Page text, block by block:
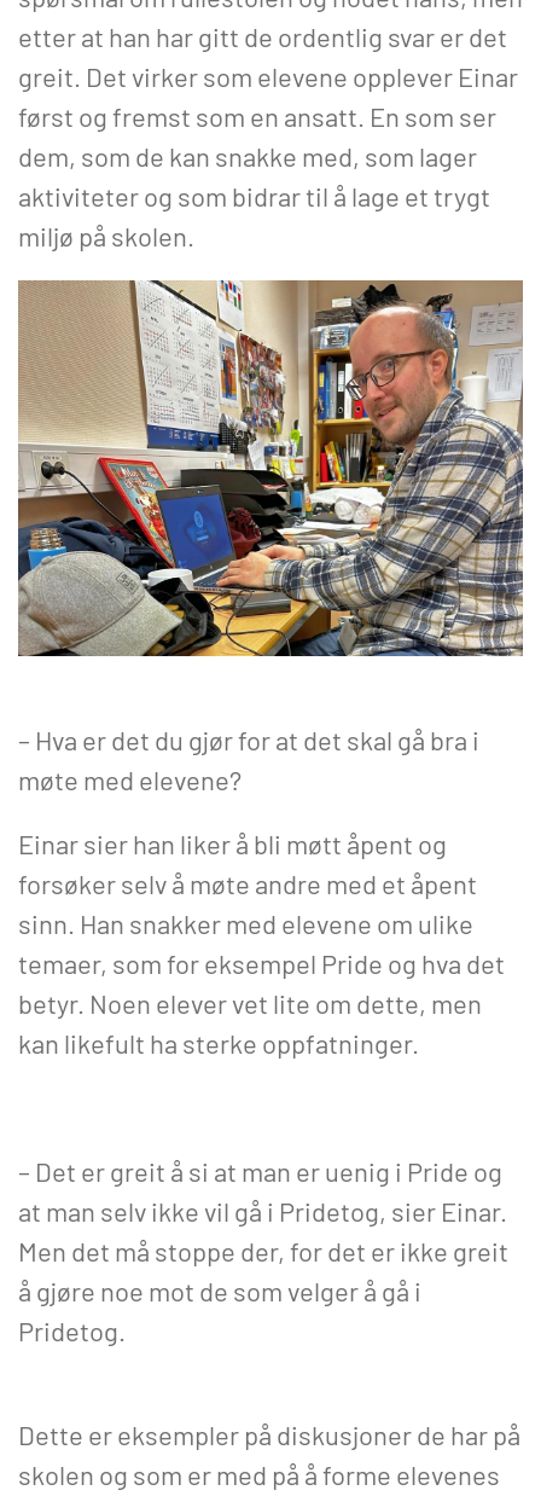
etter at han har gitt de ordentlig svar er det
greit. Det virker som elevene opplever Einar
først og fremst som en ansatt. En som ser
dem, som de kan snakke med, som lager
aktiviteter og som bidrar til å lage et trygt
miljø på skolen.
– Hva er det du gjør for at det skal gå bra i
møte med elevene?
Einar sier han liker å bli møtt åpent og
forsøker selv å møte andre med et åpent
sinn. Han snakker med elevene om ulike
temaer, som for eksempel Pride og hva det
betyr. Noen elever vet lite om dette, men
kan likefult ha sterke oppfatninger.
– Det er greit å si at man er uenig i Pride og
at man selv ikke vil gå i Pridetog, sier Einar.
Men det må stoppe der, for det er ikke greit
å gjøre noe mot de som velger å gå i
Pridetog.
Dette er eksempler på diskusjoner de har på
skolen og som er med på å forme elevenes